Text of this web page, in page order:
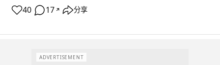
40 17 ↗ 分享
ADVERTISEMENT